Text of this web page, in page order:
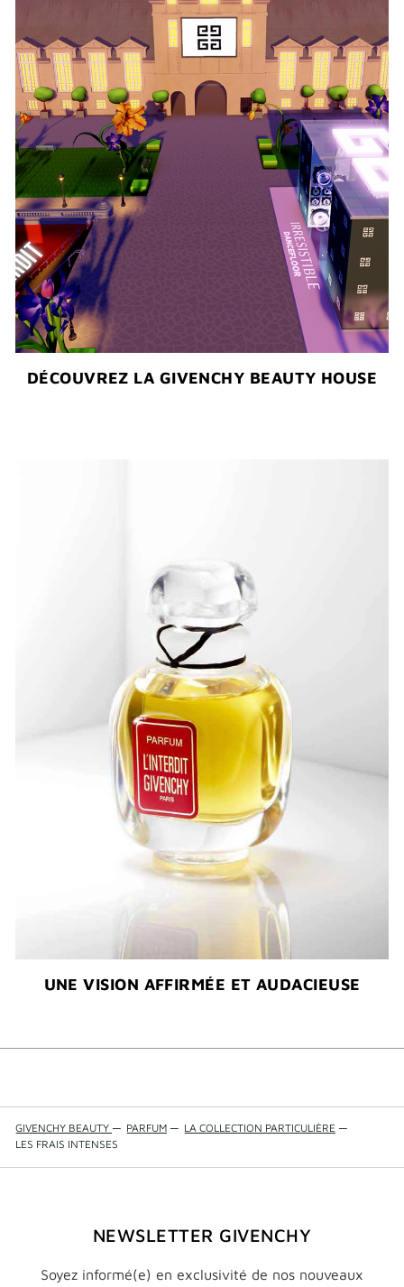
DÉCOUVREZ LA GIVENCHY BEAUTY HOUSE
UNE VISION AFFIRMÉE ET AUDACIEUSE​
GIVENCHY BEAUTY — PARFUM — LA COLLECTION PARTICULIÈRE —
LES FRAIS INTENSES
NEWSLETTER GIVENCHY
Soyez informé(e) en exclusivité de nos nouveaux